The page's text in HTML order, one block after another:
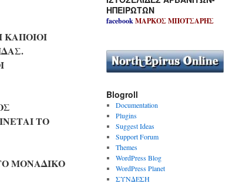
ΤΟ
ΜΟΝΑΔΙΚΟ
ΗΠΕΙΡΩΤΩΝ
facebookΜΑΡΚΟΣ ΜΠΟΤΣΑΡΗΣ
Blogroll
Documentation
Plugins
Suggest Ideas
Support Forum
Themes
WordPress Blog
WordPress Planet
ΣΥΝΔΕΣΗ